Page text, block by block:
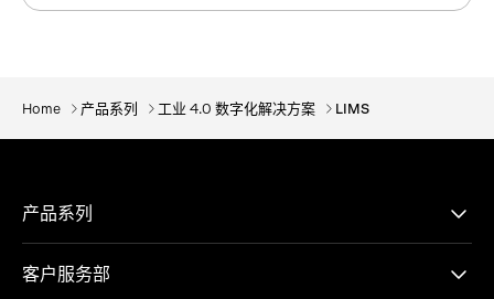
Home 产品系列 工业 4.0 数字化解决方案 LIMS
产品系列
客户服务部